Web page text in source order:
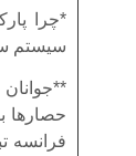
*چرا
سیستم
حصارها
فرانسه